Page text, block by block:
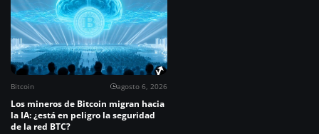
Bitcoin agosto 6, 2026
Los mineros de Bitcoin migran hacia
la IA: ¿está en peligro la seguridad
de la red BTC?